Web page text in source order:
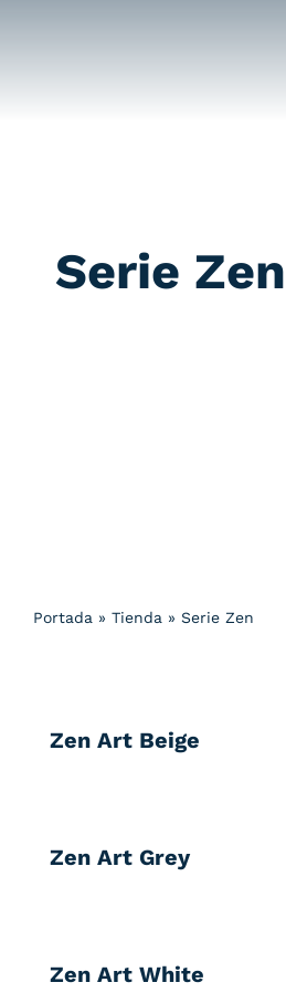
Serie Zen
Portada » Tienda » Serie Zen
Zen Art Beige
Zen Art Grey
Zen Art White